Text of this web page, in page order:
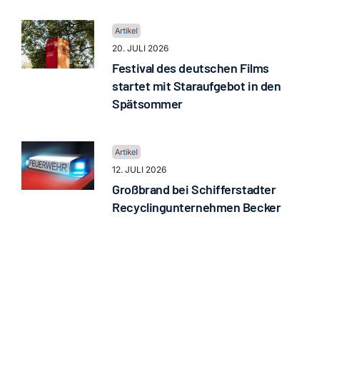
20. JULI 2026
Festival des deutschen Films
startet mit Staraufgebot in den
Spätsommer
12. JULI 2026
Großbrand bei Schifferstadter
Recyclingunternehmen Becker